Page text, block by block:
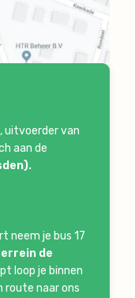
, uitvoerder van
aan de
neem je bus 17
de
loop je binnen
route naar ons